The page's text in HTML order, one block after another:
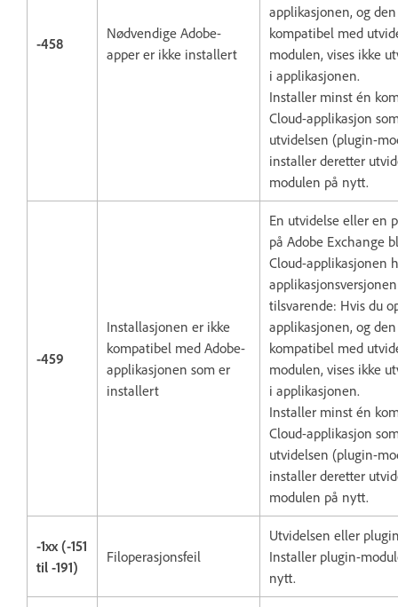
-458
Nødvendige Adobe-
apper er ikke installert
applikasjonen, og
kompatibel med
modulen, vises ikke
i applikasjonen.
Installer minst én
Cloud-applikasjon
utvidelsen (plugin-
installer deretter
modulen på nytt.
-459
Installasjonen er ikke
kompatibel med Adobe-
applikasjonen som er
installert
En utvidelse eller en
på Adobe Exchange
Cloud-applikasjonen
tilsvarende: Hvis du
applikasjonen, og
kompatibel med
modulen, vises ikke
i applikasjonen.
Installer minst én
Cloud-applikasjon
utvidelsen (plugin-
installer deretter
modulen på nytt.
-1xx (-151
til -191)
Filoperasjonsfeil
Utvidelsen eller
Installer plugin-
nytt.